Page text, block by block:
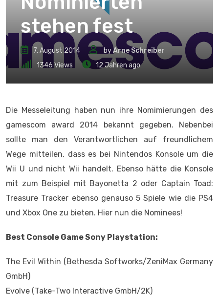
stehen fest
7. August 2014 byArne Schreiber
1346 Views 12 Jahren ago
Die Messeleitung haben nun ihre Nomimierungen des
gamescom award 2014 bekannt gegeben. Nebenbei
sollte man den Verantwortlichen auf freundlichem
Wege mitteilen, dass es bei Nintendos Konsole um die
Wii U und nicht Wii handelt. Ebenso hätte die Konsole
mit zum Beispiel mit Bayonetta 2 oder Captain Toad:
Treasure Tracker ebenso genauso 5 Spiele wie die PS4
und Xbox One zu bieten. Hier nun die Nominees!
Best Console Game Sony Playstation:
The Evil Within (Bethesda Softworks/ZeniMax Germany
GmbH)
Evolve (Take-Two Interactive GmbH/2K)